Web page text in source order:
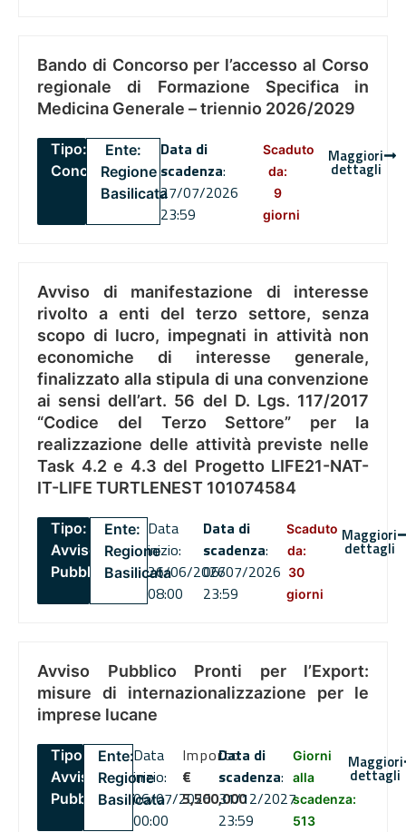
Bando di Concorso per l’accesso al Corso
regionale di Formazione Specifica in
Medicina Generale – triennio 2026/2029
Tipo:
Concorsi
Ente:
Regione
Basilicata
Data di
scadenza:
27/07/2026
23:59
Scaduto
da:
9
giorni
Maggiori
dettagli
Avviso di manifestazione di interesse
rivolto a enti del terzo settore, senza
scopo di lucro, impegnati in attività non
economiche di interesse generale,
finalizzato alla stipula di una convenzione
ai sensi dell’art. 56 del D. Lgs. 117/2017
“Codice del Terzo Settore” per la
realizzazione delle attività previste nelle
Task 4.2 e 4.3 del Progetto LIFE21-NAT-
IT-LIFE TURTLENEST 101074584
Tipo:
Avviso
Pubblico
Ente:
Regione
Basilicata
Data
inizio:
26/06/2026
08:00
Data di
scadenza:
06/07/2026
23:59
Scaduto
da:
30
giorni
Maggiori
dettagli
Avviso Pubblico Pronti per l’Export:
misure di internazionalizzazione per le
imprese lucane
Tipo:
Avviso
Pubblico
Ente:
Regione
Basilicata
Data
inizio:
06/07/2026
00:00
Importo
€
5,500,000
Data di
scadenza:
31/12/2027
23:59
Giorni
alla
scadenza:
513
Maggiori
dettagli